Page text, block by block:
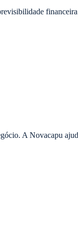
A Novacapu